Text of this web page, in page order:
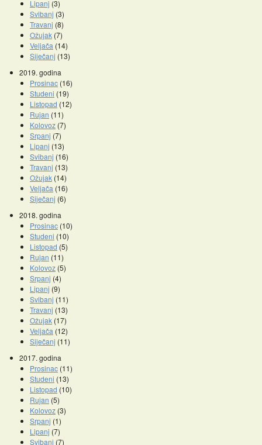
Lipanj (3)
Svibanj (3)
Travanj (8)
Ožujak (7)
Veljača (14)
Siječanj (13)
2019. godina
Prosinac (16)
Studeni (19)
Listopad (12)
Rujan (11)
Kolovoz (7)
Srpanj (7)
Lipanj (13)
Svibanj (16)
Travanj (13)
Ožujak (14)
Veljača (16)
Siječanj (6)
2018. godina
Prosinac (10)
Studeni (10)
Listopad (5)
Rujan (11)
Kolovoz (5)
Srpanj (4)
Lipanj (9)
Svibanj (11)
Travanj (13)
Ožujak (17)
Veljača (12)
Siječanj (11)
2017. godina
Prosinac (11)
Studeni (13)
Listopad (10)
Rujan (5)
Kolovoz (3)
Srpanj (1)
Lipanj (7)
Svibanj (7)